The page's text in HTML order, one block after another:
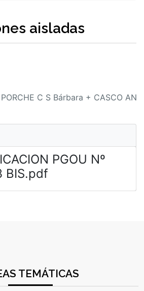
aisladas
C S Bárbara + CASCO
PGOU Nº
BIS.pdf
TEMÁTICAS